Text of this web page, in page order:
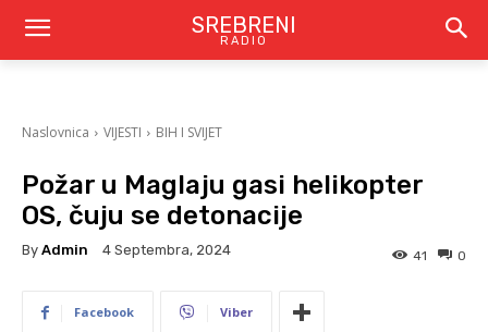
SREBRENI
RADIO
Naslovnica VIJESTI BIH I SVIJET
Požar u Maglaju gasi helikopter
OS, čuju se detonacije
By Admin 4 Septembra, 2024 0
41
Facebook Viber